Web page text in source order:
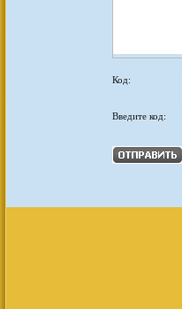
Код:
Введите код: